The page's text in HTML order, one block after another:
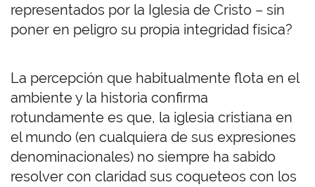
representados por la Iglesia de Cristo – sin
poner en peligro su propia integridad física?
La percepción que habitualmente flota en el
ambiente y la historia confirma
rotundamente es que, la iglesia cristiana en
el mundo (en cualquiera de sus expresiones
denominacionales) no siempre ha sabido
resolver con claridad sus coqueteos con los